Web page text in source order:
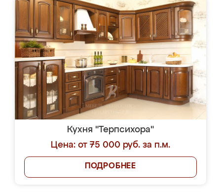
Кухня "Терпсихора"
Цена: от 75 000 руб. за п.м.
ПОДРОБНЕЕ